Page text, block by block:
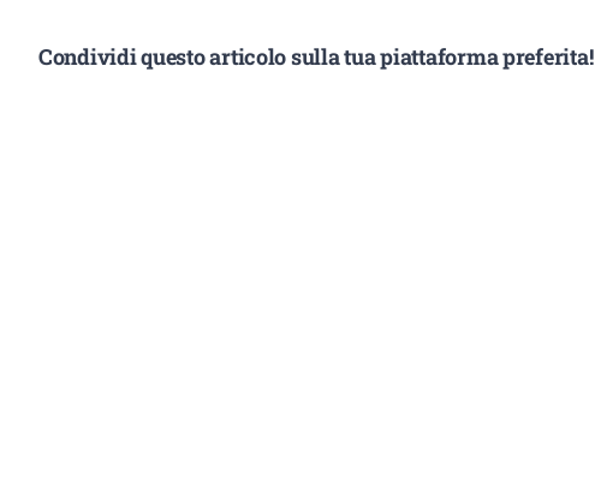
Condividi questo articolo sulla tua piattaforma preferita!